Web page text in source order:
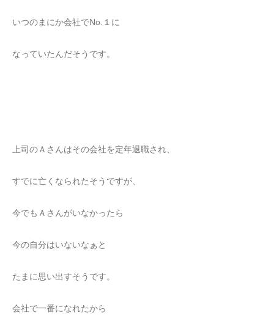
いつのまにか会社でNo.１に
なっていたんだそうです。
上司のＡさんはその会社を定年退職され、
すでに亡くなられたそうですが、
今でもＡさんがいなかったら
今の自分はいないなぁと
たまに思い出すそうです。
会社で一番になれたから